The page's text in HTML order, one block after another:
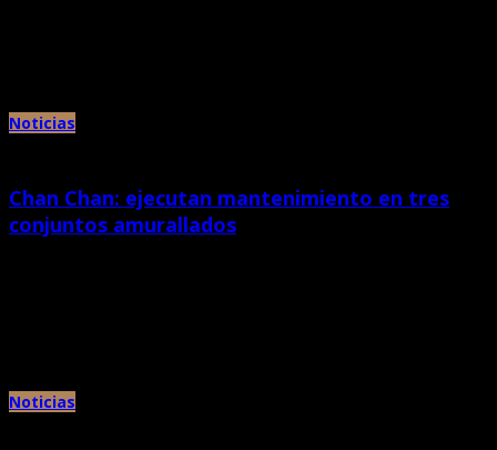
Noticias
Chan Chan: ejecutan mantenimiento en tres
conjuntos amurallados
Noticias